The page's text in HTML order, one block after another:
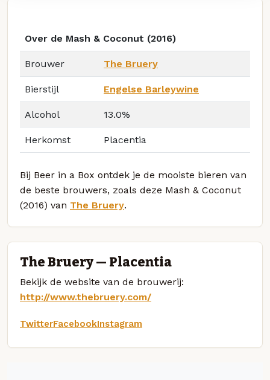
Over de Mash & Coconut (2016)
Brouwer The Bruery
Bierstijl Engelse Barleywine
Alcohol 13.0%
Herkomst Placentia
Bij Beer in a Box ontdek je de mooiste bieren van
de beste brouwers, zoals deze Mash & Coconut
(2016) van The Bruery.
The Bruery — Placentia
Bekijk de website van de brouwerij:
http://www.thebruery.com/
TwitterFacebookInstagram